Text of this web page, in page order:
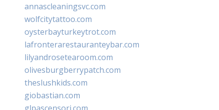
annascleaningsvc.com
wolfcitytattoo.com
oysterbayturkeytrot.com
lafronterarestauranteybar.com
lilyandrosetearoom.com
olivesburgberrypatch.com
theslushkids.com
giobastian.com